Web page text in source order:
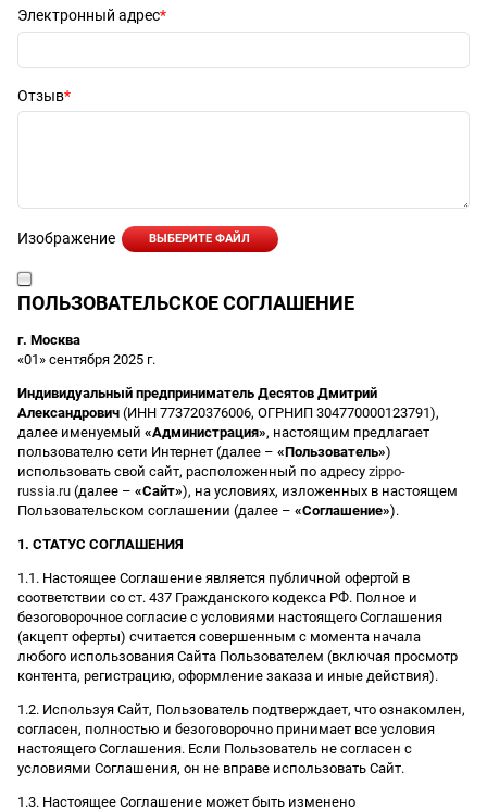
Электронный адрес
Отзыв
Изображение ВЫБЕРИТЕ ФАЙЛ
ПОЛЬЗОВАТЕЛЬСКОЕ СОГЛАШЕНИЕ
г. Москва
«01» сентября 2025 г.
Индивидуальный предприниматель Десятов Дмитрий
Александрович (ИНН 773720376006, ОГРНИП 304770000123791),
далее именуемый «Администрация», настоящим предлагает
пользователю сети Интернет (далее – «Пользователь»)
использовать свой сайт, расположенный по адресу zippo-
russia.ru (далее – «Сайт»), на условиях, изложенных в настоящем
Пользовательском соглашении (далее – «Соглашение»).
1. СТАТУС СОГЛАШЕНИЯ
1.1. Настоящее Соглашение является публичной офертой в
соответствии со ст. 437 Гражданского кодекса РФ. Полное и
безоговорочное согласие с условиями настоящего Соглашения
(акцепт оферты) считается совершенным с момента начала
любого использования Сайта Пользователем (включая просмотр
контента, регистрацию, оформление заказа и иные действия).
1.2. Используя Сайт, Пользователь подтверждает, что ознакомлен,
согласен, полностью и безоговорочно принимает все условия
настоящего Соглашения. Если Пользователь не согласен с
условиями Соглашения, он не вправе использовать Сайт.
1.3. Настоящее Соглашение может быть изменено